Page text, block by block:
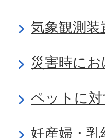
気象観測
災害時に
ペットに
妊産婦・乳